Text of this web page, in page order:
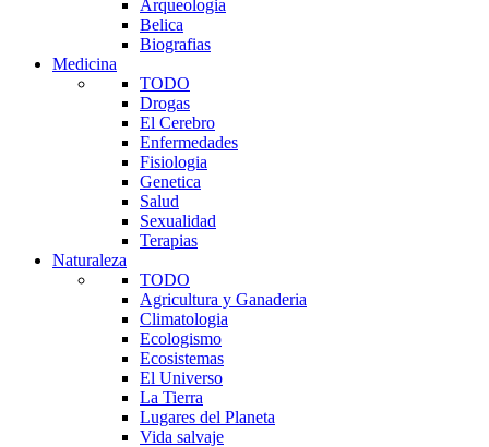
Arqueologia
Belica
Biografias
Medicina
TODO
Drogas
El Cerebro
Enfermedades
Fisiologia
Genetica
Salud
Sexualidad
Terapias
Naturaleza
TODO
Agricultura y Ganaderia
Climatologia
Ecologismo
Ecosistemas
El Universo
La Tierra
Lugares del Planeta
Vida salvaje